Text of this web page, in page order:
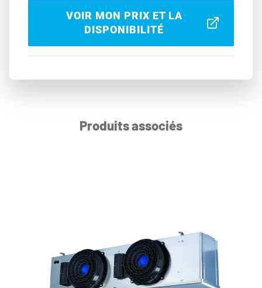
VOIR MON PRIX ET LA
DISPONIBILITÉ
Produits associés